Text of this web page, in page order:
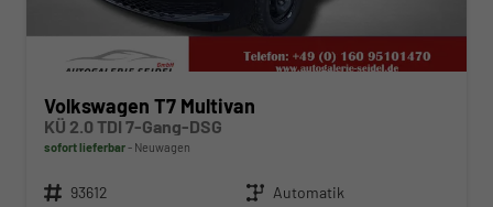
Volkswagen T7 Multivan
KÜ 2.0 TDI 7-Gang-DSG
sofort lieferbar Neuwagen
Fahrzeugnr. 93612 Getriebe Automatik